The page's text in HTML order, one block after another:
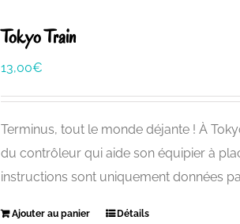
Tokyo Train
13,00€
Terminus, tout le monde déjante ! À
du contrôleur qui aide son équipier à
instructions sont uniquement données
Ajouter au panier Détails